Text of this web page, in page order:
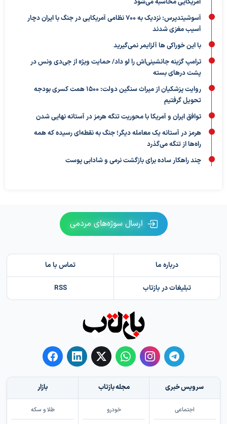
آسوشیتدپرس: نزدیک به ۷۰۰ نظامی آمریکایی در جنگ با ایران دچار
آسیب مغزی شدند
با این خوراکی ها آلزایمر نمی‌گیرید
ترامپ گزینه جانشینی‌اش را لو داد/ حمایت ویژه از جی‌دی ونس در
پشت درهای بسته
روایت پزشکیان از میراث سنگین دولت: ۱۵۰۰ همت کسری بودجه
تحویل گرفتیم
توافق ایران و آمریکا با محوریت تنگه هرمز در آستانه نهایی شدن
هرمز در آستانه یک معامله دیگر؛ جنگ به نقطه‌ای رسیده که همه
راه‌ها از تنگه می‌گذرد
چند راهکار ساده برای بازگشت نرمی و شادابی پوست
ارسال سوژه‌های مردمی
درباره ما تماس با ما
تبلیغات در بازتاب RSS
سرویس خبری
اجتماعی
مجله بازتاب
خودرو
بازار
طلا و سکه